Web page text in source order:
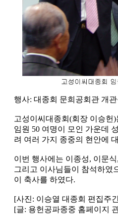
행사: 대종회 문희공회관 개
고성이씨대종회(회장 이승헌
임원 50 여명이 모인 가운데
려 여러 가지 종중의 현안에
이번 행사에는 이종성, 이문
그리고 이사님들이 참석하였
이 축사를 하였다.
[사진: 이승열 대종회 편집주
[글: 용헌공파종중 홈페이지